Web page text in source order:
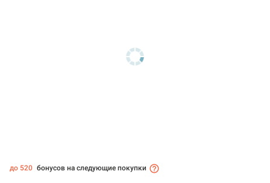
до 520 бонусов на следующие покупки